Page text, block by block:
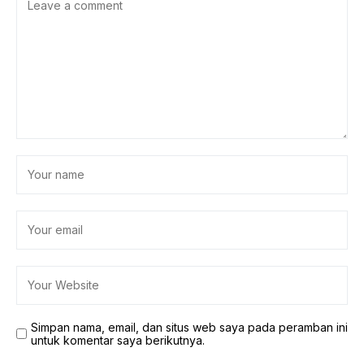
Simpan nama, email, dan situs web saya pada peramban ini
untuk komentar saya berikutnya.